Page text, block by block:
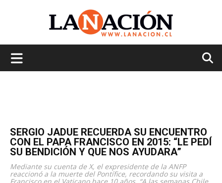
SERGIO JADUE RECUERDA SU ENCUENTRO
CON EL PAPA FRANCISCO EN 2015: “LE PEDÍ
SU BENDICIÓN Y QUE NOS AYUDARA”
Mediante su cuenta de X, el expresidente de la ANFP
reaccionó a la muerte del Pontífice, recordando su visita a